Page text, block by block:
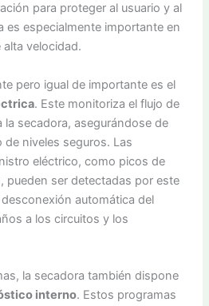
para proteger al usuario y al
es especialmente importante en
velocidad.
pero igual de importante es el
. Este monitoriza el flujo de
la secadora, asegurándose de
niveles seguros. Las
eléctrico, como picos de
pueden ser detectadas por este
automática del
a los circuitos y los
la secadora también dispone
interno. Estos programas